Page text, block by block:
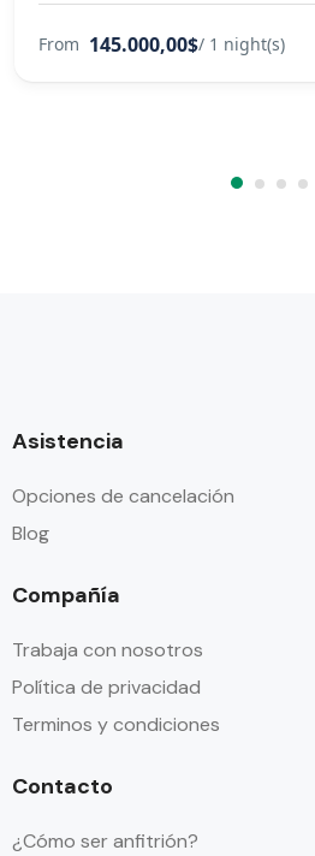
From 145.000,00$/ 1 night(s)
Asistencia
Opciones de cancelación
Blog
Compañía
Trabaja con nosotros
Política de privacidad
Terminos y condiciones
Contacto
¿Cómo ser anfitrión?